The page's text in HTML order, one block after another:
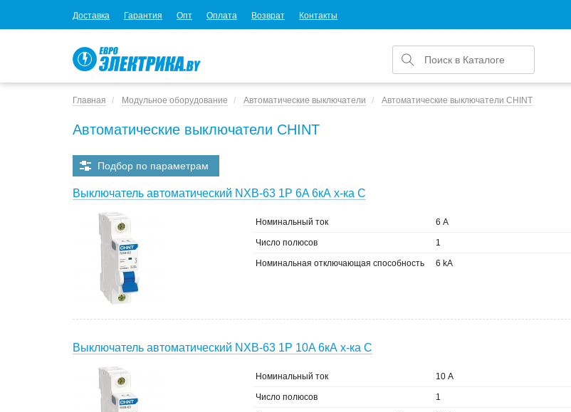
Доставка Гарантия Опт Оплата Возврат Контакты
Главная Модульное оборудование Автоматические выключатели Автоматические выключатели CHINT
Автоматические выключатели CHINT
Подбор по параметрам
Выключатель автоматический NXB-63 1P 6A 6кА х-ка C
Номинальный ток 6 А
Число полюсов 1
Номинальная отключающая способность 6 kA
Выключатель автоматический NXB-63 1P 10A 6кА х-ка C
Номинальный ток 10 А
Число полюсов 1